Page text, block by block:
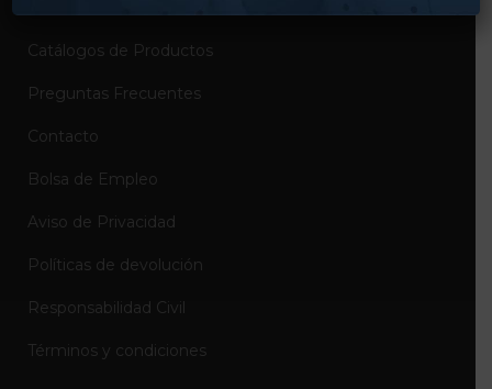
Catálogos de Productos
Preguntas Frecuentes
Contacto
Bolsa de Empleo
Aviso de Privacidad
Políticas de devolución
Responsabilidad Civil
Términos y condiciones